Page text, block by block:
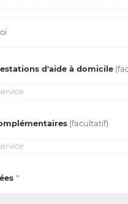
d'aide à domicile